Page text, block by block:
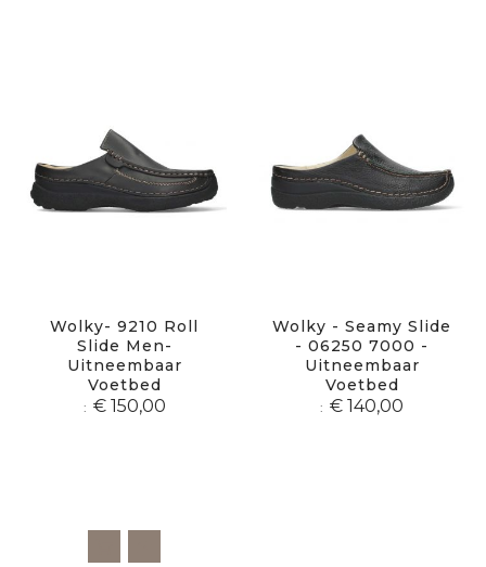
Wolky- 9210 Roll
Slide Men-
Uitneembaar
Voetbed
€ 150,00
Wolky - Seamy Slide
- 06250 7000 -
Uitneembaar
Voetbed
€ 140,00